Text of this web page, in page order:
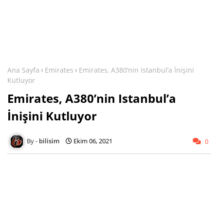
Ana Sayfa Emirates
Emirates, A380’nin Istanbul’a İnişini
Kutluyor
Emirates, A380’nin Istanbul’a
İnişini Kutluyor
bilisim Ekim 06, 2021 0